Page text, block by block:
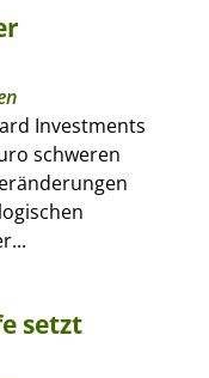
Investments
schweren
setzt